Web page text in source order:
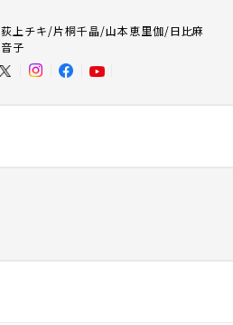
荻上チキ/片桐千晶/山本恵里伽/日比麻
音子